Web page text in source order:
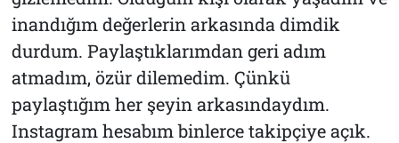
inandığım değerlerin arkasında dimdik
durdum. Paylaştıklarımdan geri adım
atmadım, özür dilemedim. Çünkü
paylaştığım her şeyin arkasındaydım.
Instagram hesabım binlerce takipçiye açık.